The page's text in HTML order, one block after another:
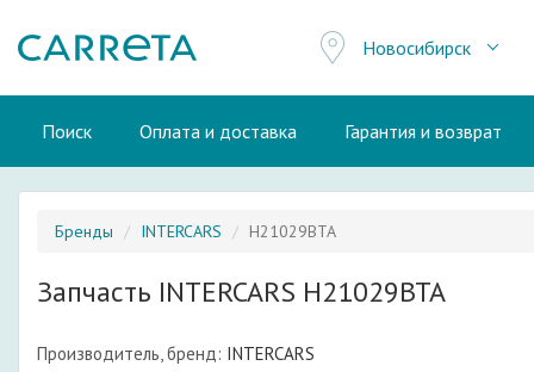
Новосибирск
Поиск Оплата и доставка Гарантия и возврат
Бренды INTERCARS H21029BTA
Запчасть INTERCARS H21029BTA
Производитель, бренд: INTERCARS